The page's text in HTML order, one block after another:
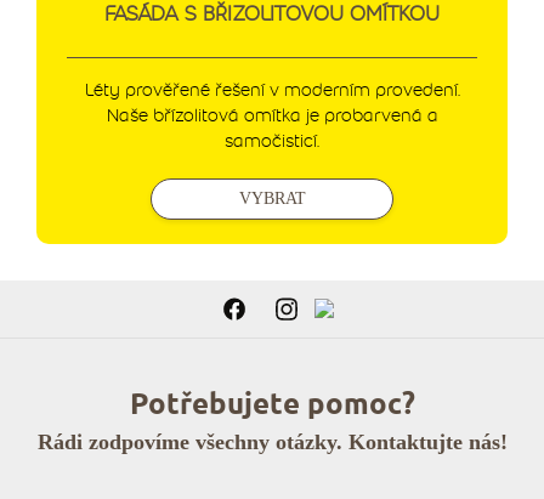
FASÁDA S BŘIZOLITOVOU OMÍTKOU
Léty prověřené řešení v moderním provedení.
Naše břízolitová omítka je probarvená a
samočisticí.
VYBRAT
Potřebujete pomoc?
Rádi zodpovíme všechny otázky. Kontaktujte nás!